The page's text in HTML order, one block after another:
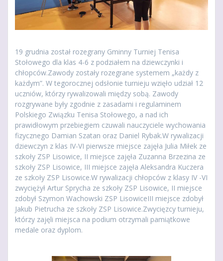
19 grudnia został rozegrany Gminny Turniej Tenisa
Stołowego dla klas 4-6 z podziałem na dziewczynki i
chłopców.Zawody zostały rozegrane systemem „każdy z
każdym”. W tegorocznej odsłonie turnieju wzięło udział 12
uczniów, którzy rywalizowali między sobą. Zawody
rozgrywane były zgodnie z zasadami i regulaminem
Polskiego Związku Tenisa Stołowego, a nad ich
prawidłowym przebiegiem czuwali nauczyciele wychowania
fizycznego Damian Szatan oraz Daniel Rybak.W rywalizacji
dziewczyn z klas IV-VI pierwsze miejsce zajęła Julia Miłek ze
szkoły ZSP Lisowice, II miejsce zajęła Zuzanna Brzezina ze
szkoły ZSP Lisowice, III miejsce zajęła Aleksandra Kuczera
ze szkoły ZSP Lisowice.W rywalizacji chłopców z klasy IV -VI
zwyciężył Artur Sprycha ze szkoły ZSP Lisowice, II miejsce
zdobył Szymon Wachowski ZSP LisowiceIII miejsce zdobył
Jakub Pietrucha ze szkoły ZSP Lisowice.Zwycięzcy turnieju,
którzy zajęli miejsca na podium otrzymali pamiątkowe
medale oraz dyplom.